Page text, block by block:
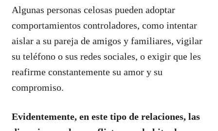
Algunas personas celosas pueden adoptar
comportamientos controladores, como intentar
aislar a su pareja de amigos y familiares, vigilar
su teléfono o sus redes sociales, o exigir que les
reafirme constantemente su amor y su
compromiso.
Evidentemente, en este tipo de relaciones, las